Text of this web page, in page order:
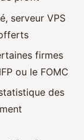
serveur VPS
firmes
ou le FOMC
des